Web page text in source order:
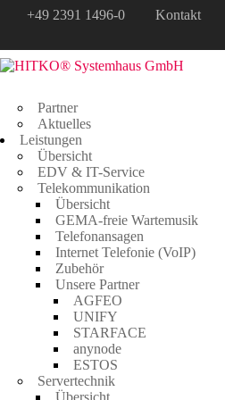
+49 2391 1496-0 Kontakt
Partner
Aktuelles
Leistungen
Übersicht
EDV & IT-Service
Telekommunikation
Übersicht
GEMA-freie Wartemusik
Telefonansagen
Internet Telefonie (VoIP)
Zubehör
Unsere Partner
AGFEO
UNIFY
STARFACE
anynode
ESTOS
Servertechnik
Übersicht
Auftrag im Saarland
Home >Allgemein
Auftrag im Saarland
2. Februar 2022
Allgemein